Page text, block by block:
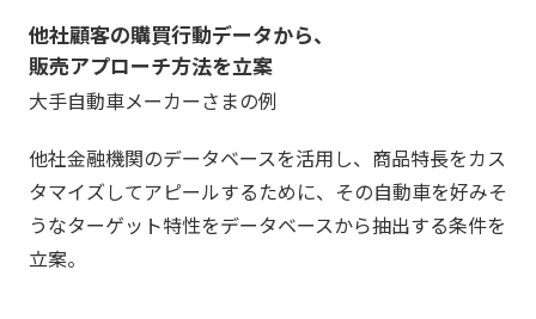
他社顧客の購買行動データから、
販売アプローチ方法を立案
大手自動車メーカーさまの例
他社金融機関のデータベースを活用し、商品特長をカス
タマイズしてアピールするために、その自動車を好みそ
うなターゲット特性をデータベースから抽出する条件を
立案。